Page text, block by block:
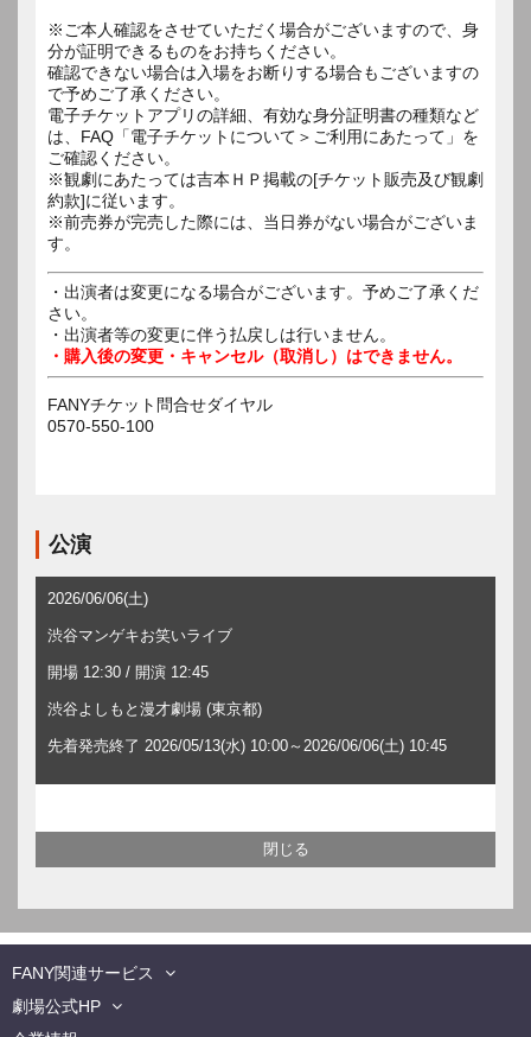
※ご本人確認をさせていただく場合がございますので、身
分が証明できるものをお持ちください。
確認できない場合は入場をお断りする場合もございますの
で予めご了承ください。
電子チケットアプリの詳細、有効な身分証明書の種類など
は、FAQ「電子チケットについて＞ご利用にあたって」を
ご確認ください。
※観劇にあたっては吉本ＨＰ掲載の[チケット販売及び観劇
約款]に従います。
※前売券が完売した際には、当日券がない場合がございま
す。
・出演者は変更になる場合がございます。予めご了承くだ
さい。
・出演者等の変更に伴う払戻しは行いません。
・購入後の変更・キャンセル（取消し）はできません。
FANYチケット問合せダイヤル
0570-550-100
公演
2026/06/06(土)
渋谷マンゲキお笑いライブ
開場 12:30 / 開演 12:45
渋谷よしもと漫才劇場 (東京都)
先着発売終了 2026/05/13(水) 10:00～2026/06/06(土) 10:45
FANY関連サービス
劇場公式HP